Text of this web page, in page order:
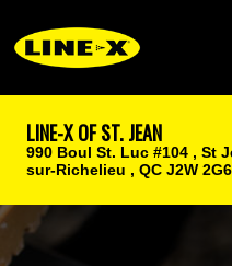
LINE-X OF ST. JEAN
990 Boul St. Luc #104 , St
sur-Richelieu , QC J2W 2G6